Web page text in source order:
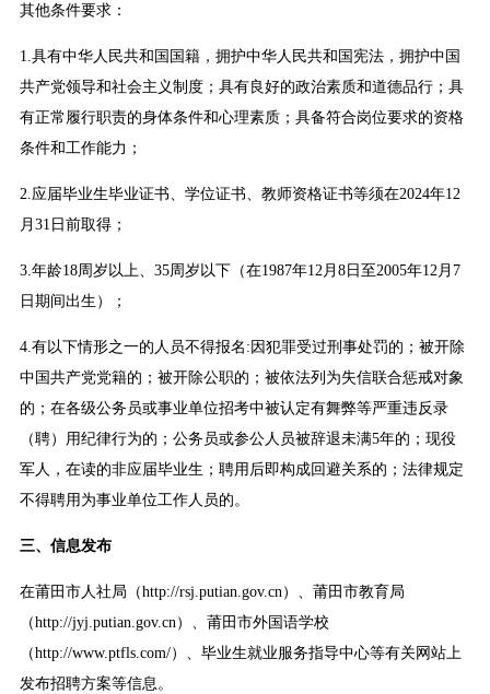
其他条件要求：
1.具有中华人民共和国国籍，拥护中华人民共和国宪法，拥护中国
共产党领导和社会主义制度；具有良好的政治素质和道德品行；具
有正常履行职责的身体条件和心理素质；具备符合岗位要求的资格
条件和工作能力；
2.应届毕业生毕业证书、学位证书、教师资格证书等须在2024年12
月31日前取得；
3.年龄18周岁以上、35周岁以下（在1987年12月8日至2005年12月7
日期间出生）；
4.有以下情形之一的人员不得报名:因犯罪受过刑事处罚的；被开除
中国共产党党籍的；被开除公职的；被依法列为失信联合惩戒对象
的；在各级公务员或事业单位招考中被认定有舞弊等严重违反录
（聘）用纪律行为的；公务员或参公人员被辞退未满5年的；现役
军人，在读的非应届毕业生；聘用后即构成回避关系的；法律规定
不得聘用为事业单位工作人员的。
三、信息发布
在莆田市人社局（http://rsj.putian.gov.cn）、莆田市教育局
（http://jyj.putian.gov.cn）、莆田市外国语学校
（http://www.ptfls.com/）、毕业生就业服务指导中心等有关网站上
发布招聘方案等信息。